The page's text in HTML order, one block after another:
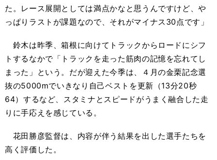
た。レース展開としては満点かなと思うんですけど、や
っぱりラストが課題なので、それがマイナス 30 点です」
鈴木は昨季、箱根に向けてトラックからロードにシフ
トするなかで「トラックを走った筋肉の記憶を忘れてし
まった」という。だが迎えた今季は、４月の金栗記念選
抜の5000mでいきなり自己ベストを更新（13分20秒
64）するなど、スタミナとスピードがうまく融合した走
りに手応えを感じている。
花田勝彦監督は、内容が伴う結果を出した選手たちを
高く評価した。